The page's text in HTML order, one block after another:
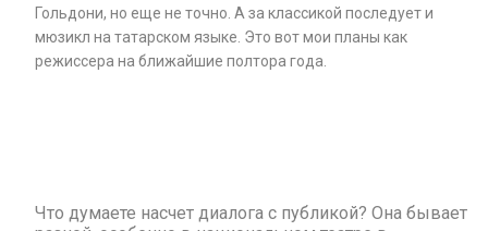
Гольдони, но еще не точно. А за классикой последует и
мюзикл на татарском языке. Это вот мои планы как
режиссера на ближайшие полтора года.
Что думаете насчет диалога с публикой? Она бывает